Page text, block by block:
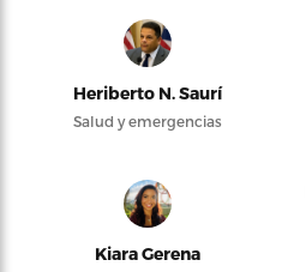
Heriberto N. Saurí
Salud y emergencias
Kiara Gerena